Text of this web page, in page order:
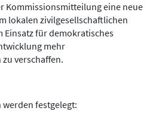
Kommissionsmitteilung eine neue
lokalen zivilgesellschaftlichen
für demokratisches
mehr
verschaffen.
festgelegt: